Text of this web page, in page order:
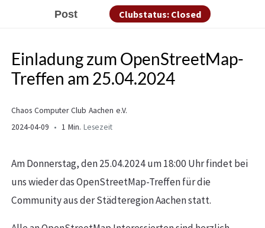
Post Clubstatus: Closed
Einladung zum OpenStreetMap-
Treffen am 25.04.2024
Chaos Computer Club Aachen e.V.
2024-04-09
1 Min. Lesezeit
Am Donnerstag, den 25.04.2024 um 18:00 Uhr findet bei
uns wieder das OpenStreetMap-Treffen für die
Community aus der Städteregion Aachen statt.